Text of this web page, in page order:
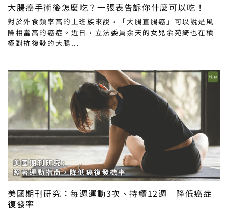
大腸癌手術後怎麼吃？一張表告訴你什麼可以吃！
對於外食頻率高的上班族來說，「大腸直腸癌」可以說是風
險相當高的癌症。近日，立法委員余天的女兒余苑綺也在積
極對抗復發的大腸...
美國期刊研究：每週運動3次、持續12週 降低癌症
復發率